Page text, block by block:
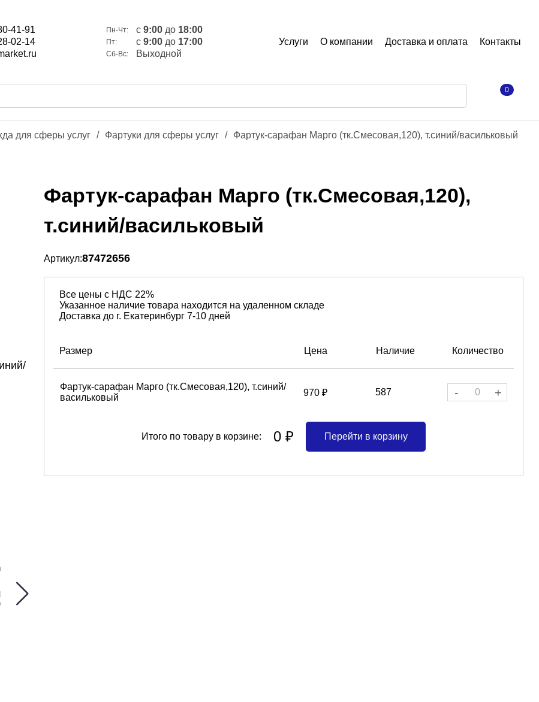
41-91
02-14
Пн-Чт: c9:00 до 18:00
Пт: c9:00 до 17:00
Сб-Вс: Выходной
Услуги О компании Доставка и оплата Контакты
0
для сферы услуг / Фартуки для сферы услуг / Фартук-сарафан Марго (тк.Смесовая,120), т.синий/васильковый
Фартук-сарафан Марго (тк.Смесовая,120),
т.синий/васильковый
Артикул:87472656
Все цены с НДС 22%
Указанное наличие товара находится на удаленном складе
Доставка до г. Екатеринбург 7-10 дней
Размер Цена Наличие Количество
Фартук-сарафан Марго (тк.Смесовая,120), т.синий/
васильковый
970 ₽ 587 - +
Итого по товару в корзине: 0 ₽ Перейти в корзину